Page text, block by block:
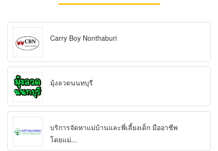
Carry Boy Nonthaburi
มุ้งลวดนนทบุรี
บริการจัดหาแม่บ้านและพี่เลี้ยงเด็ก มืออาชีพ
โดยแม่...